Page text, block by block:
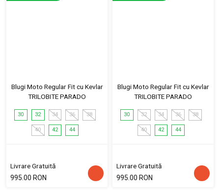
Blugi Moto Regular Fit cu Kevlar
TRILOBITE PARADO
30 32 34 36 38
40 42 44
Livrare Gratuită
995.00 RON
Blugi Moto Regular Fit cu Kevlar
TRILOBITE PARADO
30 32 34 36 38
40 42 44
Livrare Gratuită
995.00 RON